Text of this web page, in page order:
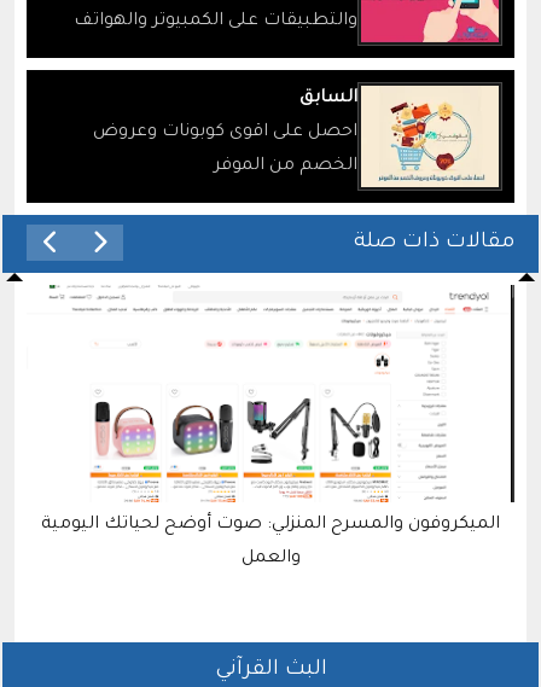
والتطبيقات على الكمبيوتر والهواتف
الذكية بنكهة مختلفة
السابق
احصل على اقوى كوبونات وعروض
الخصم من الموفر
مقالات ذات صلة
الميكروفون والمسرح المنزلي: صوت أوضح لحياتك اليومية
والعمل
البث القرآني